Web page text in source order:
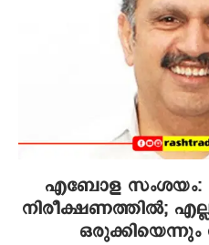
എബോള സംശയം:
നിരീക്ഷണത്തിൽ;
ഒരുക്കിയെന്നും